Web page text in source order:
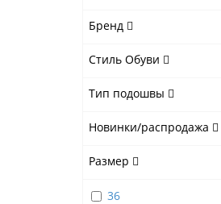
Бренд
Стиль Обуви
Тип подошвы
Новинки/распродажа
Размер
36